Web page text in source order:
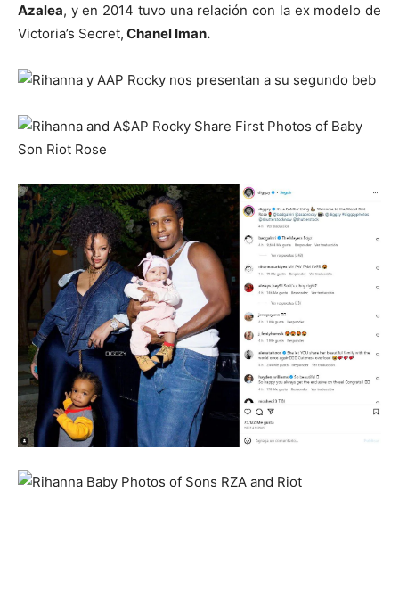
Azalea, y en 2014 tuvo una relación con la ex modelo de
Victoria’s Secret, Chanel Iman.